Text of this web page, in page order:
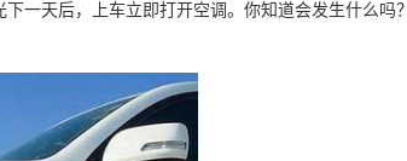
一天后，上车立即打开空调。你知道会发生什么吗？